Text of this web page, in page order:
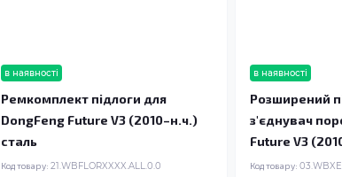
в наявності
Ремкомплект підлоги для
DongFeng Future V3 (2010–н.ч.)
сталь
Код товару: 21.WBFLORXXXX.ALL.0.0
в наявності
Розширений
з'єднувач
Future V3
Код товару: